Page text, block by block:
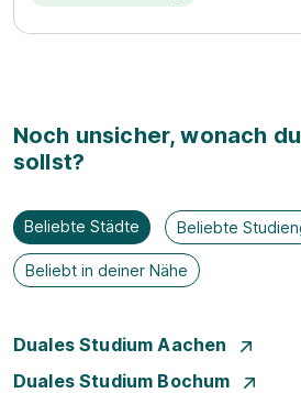
Noch unsicher, wonach
sollst?
Beliebte Städte Beliebte
Beliebt in deiner Nähe
Duales Studium Aachen
Duales Studium Bochum